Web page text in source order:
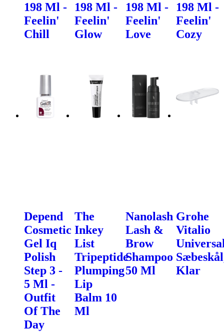
198 Ml -
Feelin'
Chill
198 Ml -
Feelin'
Glow
198 Ml -
Feelin'
Love
198 Ml -
Feelin'
Cozy
Depend
Cosmetic
Gel Iq
Polish
Step 3 -
5 Ml -
Outfit
Of The
Day
The
Inkey
List
Tripeptide
Plumping
Lip
Balm 10
Ml
Nanolash
Lash &
Brow
Shampoo
50 Ml
Grohe
Vitalio
Klar